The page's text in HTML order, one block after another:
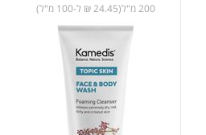
200 מ"ל(24.45 ₪ ל-100 מ"ל)